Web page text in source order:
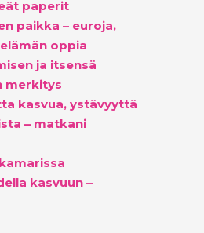
paperit
paikka – euroja,
oppia
ja itsensä
merkitys
kasvua, ystävyyttä
– matkani
kasvuun –